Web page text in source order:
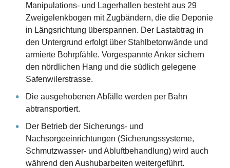
Manipulations- und Lagerhallen besteht aus 29
Zweigelenkbogen mit Zugbändern, die die Deponie
in Längsrichtung überspannen. Der Lastabtrag in
den Untergrund erfolgt über Stahlbetonwände und
armierte Bohrpfähle. Vorgespannte Anker sichern
den nördlichen Hang und die südlich gelegene
Safenwilerstrasse.
Die ausgehobenen Abfälle werden per Bahn
abtransportiert.
Der Betrieb der Sicherungs- und
Nachsorgeeinrichtungen (Sicherungssysteme,
Schmutzwasser- und Abluftbehandlung) wird auch
während den Aushubarbeiten weitergeführt.